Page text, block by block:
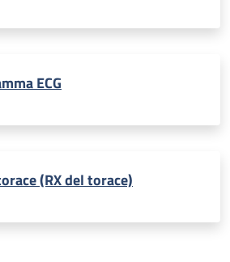
ECG
(RX del torace)